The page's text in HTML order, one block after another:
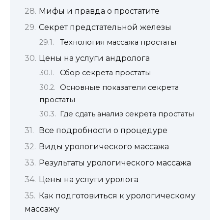
Мифы и правда о простатите
Секрет предстательной железы
Технология массажа простаты
Цены на услуги андролога
Сбор секрета простаты
Основные показатели секрета
простаты
Где сдать анализ секрета простаты
Все подробности о процедуре
Виды урологического массажа
Результаты урологического массажа
Цены на услуги уролога
Как подготовиться к урологическому
массажу